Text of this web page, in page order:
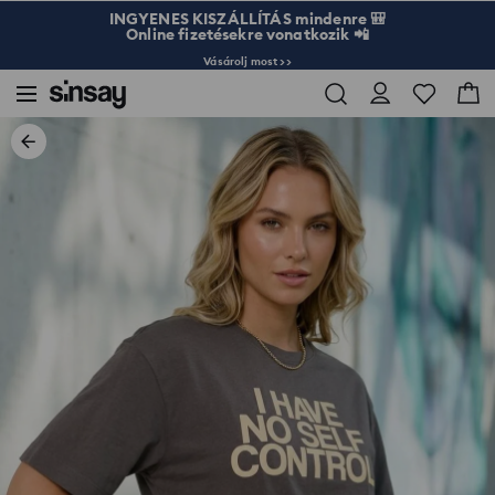
INGYENES KISZÁLLÍTÁS mindenre 🎒
Online fizetésekre vonatkozik 📲
Vásárolj most >>